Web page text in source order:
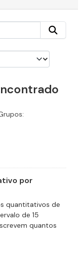
por
quantitativos de
de 15
quantos